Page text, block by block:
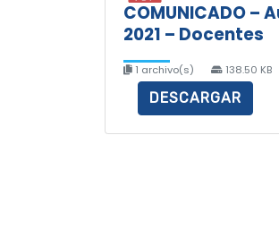
COMUNICADO –
2021 – Docentes
1 archivo(s) 138.50 KB
DESCARGAR